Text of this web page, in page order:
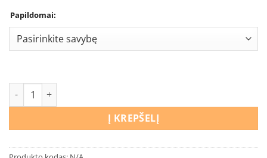
Papildomai:
produkto kiekis: Kepurės ir movo komplektas “Pulteliai”
Į KREPŠELĮ